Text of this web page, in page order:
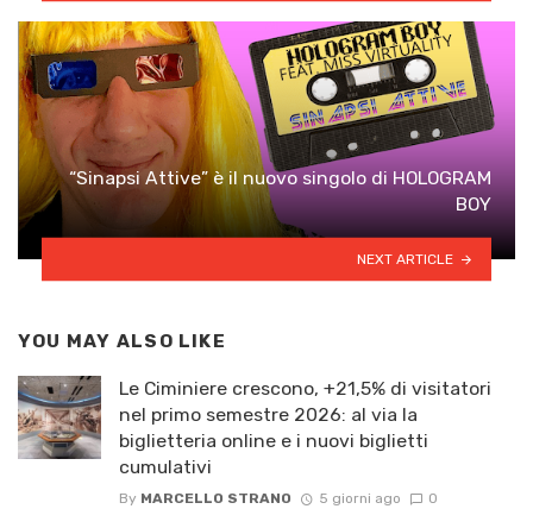
“Sinapsi Attive” è il nuovo singolo di HOLOGRAM
BOY
NEXT ARTICLE
YOU MAY ALSO LIKE
Le Ciminiere crescono, +21,5% di visitatori
nel primo semestre 2026: al via la
biglietteria online e i nuovi biglietti
cumulativi
By MARCELLO STRANO 5 giorni ago 0